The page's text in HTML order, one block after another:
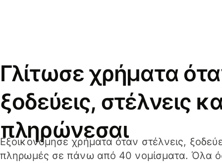
Γλίτωσε χρήματα
ξοδεύεις, στέλνεις
πληρώνεσαι
Εξοικονόμησε χρήματα όταν στέλνεις,
πληρωμές σε πάνω από 40 νομίσματα. Όλα